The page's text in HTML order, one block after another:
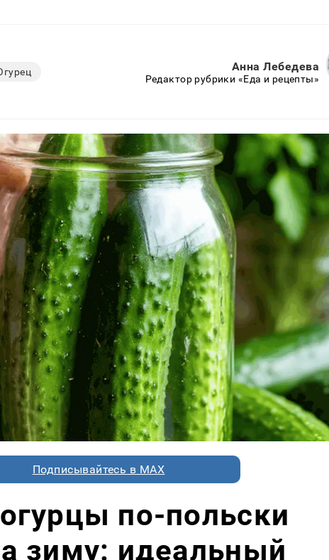
Анна Лебедева
Редактор рубрики «Еда и рецепты»
Подписывайтесь в MAX
по-польски
зиму: идеальный